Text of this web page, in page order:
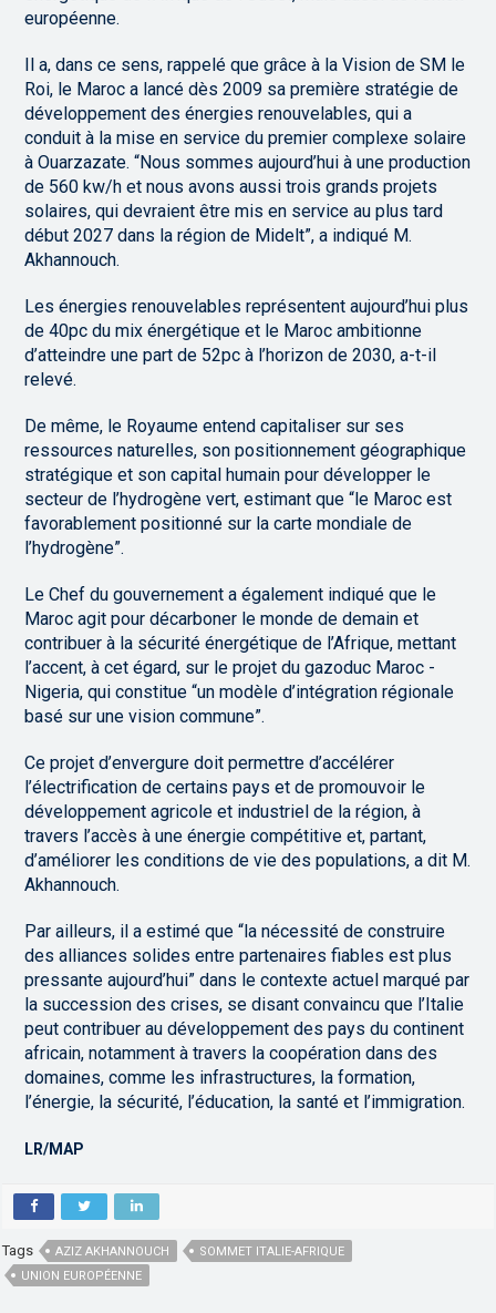
européenne.
Il a, dans ce sens, rappelé que grâce à la Vision de SM le
Roi, le Maroc a lancé dès 2009 sa première stratégie de
développement des énergies renouvelables, qui a
conduit à la mise en service du premier complexe solaire
à Ouarzazate. “Nous sommes aujourd’hui à une production
de 560 kw/h et nous avons aussi trois grands projets
solaires, qui devraient être mis en service au plus tard
début 2027 dans la région de Midelt”, a indiqué M.
Akhannouch.
Les énergies renouvelables représentent aujourd’hui plus
de 40pc du mix énergétique et le Maroc ambitionne
d’atteindre une part de 52pc à l’horizon de 2030, a-t-il
relevé.
De même, le Royaume entend capitaliser sur ses
ressources naturelles, son positionnement géographique
stratégique et son capital humain pour développer le
secteur de l’hydrogène vert, estimant que “le Maroc est
favorablement positionné sur la carte mondiale de
l’hydrogène”.
Le Chef du gouvernement a également indiqué que le
Maroc agit pour décarboner le monde de demain et
contribuer à la sécurité énergétique de l’Afrique, mettant
l’accent, à cet égard, sur le projet du gazoduc Maroc -
Nigeria, qui constitue “un modèle d’intégration régionale
basé sur une vision commune”.
Ce projet d’envergure doit permettre d’accélérer
l’électrification de certains pays et de promouvoir le
développement agricole et industriel de la région, à
travers l’accès à une énergie compétitive et, partant,
d’améliorer les conditions de vie des populations, a dit M.
Akhannouch.
Par ailleurs, il a estimé que “la nécessité de construire
des alliances solides entre partenaires fiables est plus
pressante aujourd’hui” dans le contexte actuel marqué par
la succession des crises, se disant convaincu que l’Italie
peut contribuer au développement des pays du continent
africain, notamment à travers la coopération dans des
domaines, comme les infrastructures, la formation,
l’énergie, la sécurité, l’éducation, la santé et l’immigration.
LR/MAP
Tags AZIZ AKHANNOUCH
SOMMET ITALIE-AFRIQUE
UNION EUROPÉENNE